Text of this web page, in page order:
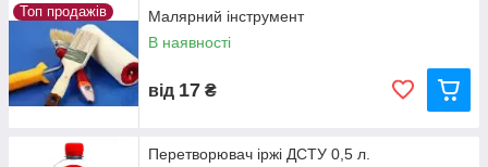
Топ продажів
Малярний інструмент
В наявності
від 17 ₴
Перетворювач іржі ДСТУ 0,5 л.